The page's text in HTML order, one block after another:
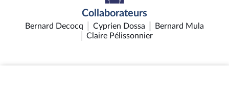
Collaborateurs
Bernard Decocq Cyprien Dossa
Bernard Mula
Claire Pélissonnier